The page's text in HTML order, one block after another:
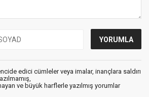
edici cümleler veya imalar, inançlara saldırı
ve büyük harflerle yazılmış yorumlar